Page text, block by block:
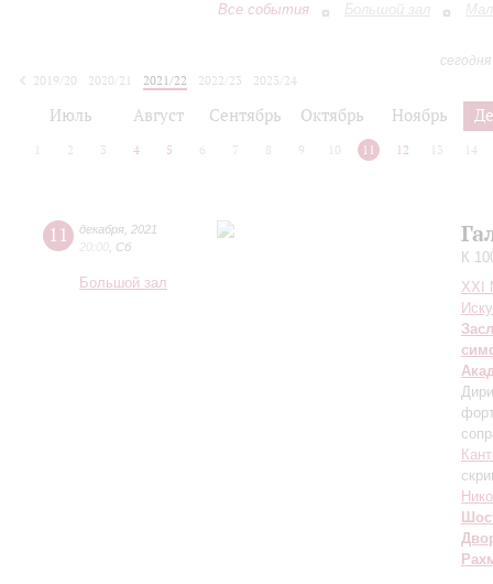
Все события Большой зал
2019/20
2020/21 2021/22 2022/23
2023/24
Июль Август Сентябрь Октябрь Ноябрь
2 3 4 5 6 7 8 9 10 11 12 13 14
11 декабря 2021
20:00 Сб
Большой зал
К
XXI